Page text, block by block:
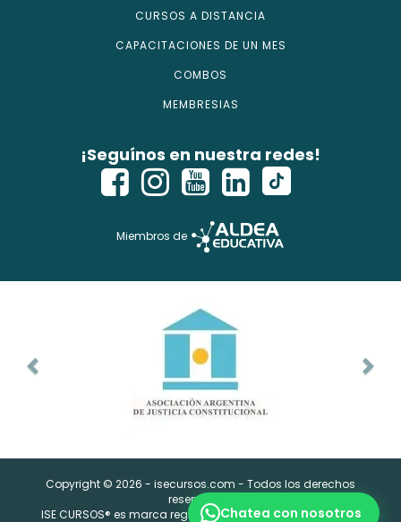
CURSOS A DISTANCIA
CAPACITACIONES DE UN MES
COMBOS
MEMBRESIAS
¡Seguínos en nuestra redes!
Miembros de
Copyright © 2026 - isecursos.com - Todos los derechos
reservados.
ISE CURSOS® es marca registrada. Instituto Nacional de la
Chatea con nosotros